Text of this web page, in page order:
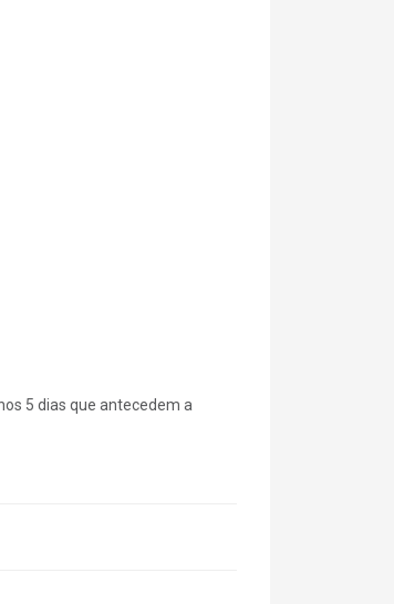
5 dias que antecedem a